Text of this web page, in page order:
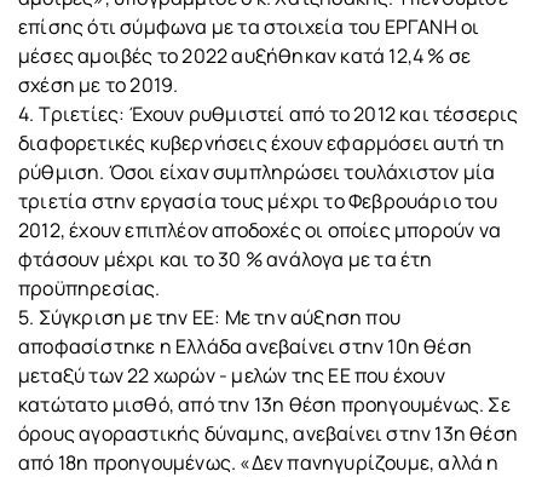
επίσης ότι σύμφωνα με τα στοιχεία του ΕΡΓΑΝΗ οι
μέσες αμοιβές το 2022 αυξήθηκαν κατά 12,4 % σε
σχέση με το 2019.
4. Τριετίες: Έχουν ρυθμιστεί από το 2012 και τέσσερις
διαφορετικές κυβερνήσεις έχουν εφαρμόσει αυτή τη
ρύθμιση. Όσοι είχαν συμπληρώσει τουλάχιστον μία
τριετία στην εργασία τους μέχρι το Φεβρουάριο του
2012, έχουν επιπλέον αποδοχές οι οποίες μπορούν να
φτάσουν μέχρι και το 30 % ανάλογα με τα έτη
προϋπηρεσίας.
5. Σύγκριση με την ΕΕ: Με την αύξηση που
αποφασίστηκε η Ελλάδα ανεβαίνει στην 10η θέση
μεταξύ των 22 χωρών - μελών της ΕΕ που έχουν
κατώτατο μισθό, από την 13η θέση προηγουμένως. Σε
όρους αγοραστικής δύναμης, ανεβαίνει στην 13η θέση
από 18η προηγουμένως. «Δεν πανηγυρίζουμε, αλλά η